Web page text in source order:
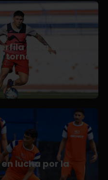
para el
torneo en Liga
lucha por la